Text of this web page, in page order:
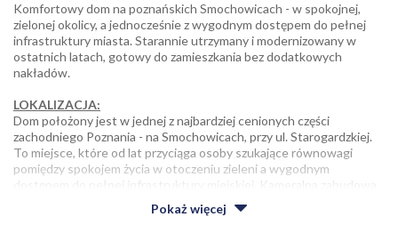
Komfortowy dom na poznańskich Smochowicach - w spokojnej,
zielonej okolicy, a jednocześnie z wygodnym dostępem do pełnej
infrastruktury miasta. Starannie utrzymany i modernizowany w
ostatnich latach, gotowy do zamieszkania bez dodatkowych
nakładów.
LOKALIZACJA:
Dom położony jest w jednej z najbardziej cenionych części
zachodniego Poznania - na Smochowicach, przy ul. Starogardzkiej.
To miejsce, które od lat przyciąga osoby szukające równowagi
pomiędzy spokojem życia w otoczeniu zieleni a wygodnym
dostępem do pełnej infrastruktury miejskiej. Kameralna zabudowa
jednorodzinna, liczne tereny rekreacyjne oraz bardzo dobra
komunikacja sprawiają, że jest to lokalizacja idealna zarówno dla
Pokaż więcej